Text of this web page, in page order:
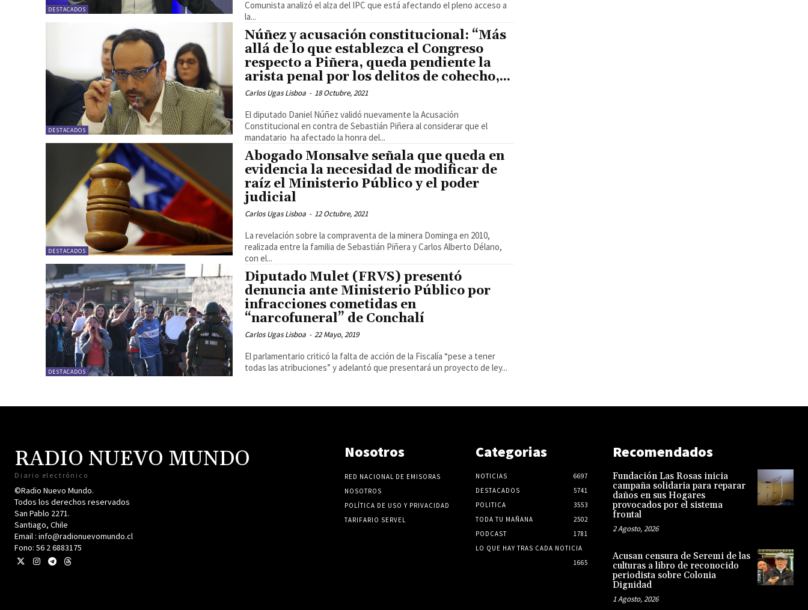
DESTACADOS
Comunista analizó el alza del IPC que está afectando el pleno acceso a
la...
DESTACADOS
Núñez y acusación constitucional: “Más
allá de lo que establezca el Congreso
respecto a Piñera, queda pendiente la
arista penal por los delitos de cohecho,...
Carlos Ugas Lisboa - 18 Octubre, 2021
El diputado Daniel Núñez validó nuevamente la Acusación
Constitucional en contra de Sebastián Piñera al considerar que el
mandatario ha afectado la honra del...
DESTACADOS
Abogado Monsalve señala que queda en
evidencia la necesidad de modificar de
raíz el Ministerio Público y el poder
judicial
Carlos Ugas Lisboa - 12 Octubre, 2021
La revelación sobre la compraventa de la minera Dominga en 2010,
realizada entre la familia de Sebastián Piñera y Carlos Alberto Délano,
con el...
DESTACADOS
Diputado Mulet (FRVS) presentó
denuncia ante Ministerio Público por
infracciones cometidas en
“narcofuneral” de Conchalí
Carlos Ugas Lisboa - 22 Mayo, 2019
El parlamentario criticó la falta de acción de la Fiscalía “pese a tener
todas las atribuciones” y adelantó que presentará un proyecto de ley...
RADIO NUEVO MUNDO
Diario electrónico
©Radio Nuevo Mundo.
Todos los derechos reservados
San Pablo 2271.
Santiago, Chile
Email : info@radionuevomundo.cl
Fono: 56 2 6883175
Nosotros
RED NACIONAL DE EMISORAS
NOSOTROS
POLÍTICA DE USO Y PRIVACIDAD
TARIFARIO SERVEL
Categorias
NOTICIAS
6697
DESTACADOS
5741
POLITICA
3553
TODA TU MAÑANA
2502
PODCAST
1781
LO QUE HAY TRAS CADA NOTICIA
1665
Recomendados
Fundación Las Rosas inicia
campaña solidaria para reparar
daños en sus Hogares
provocados por el sistema
frontal
2 Agosto, 2026
Acusan censura de Seremi de las
culturas a libro de reconocido
periodista sobre Colonia
Dignidad
1 Agosto, 2026